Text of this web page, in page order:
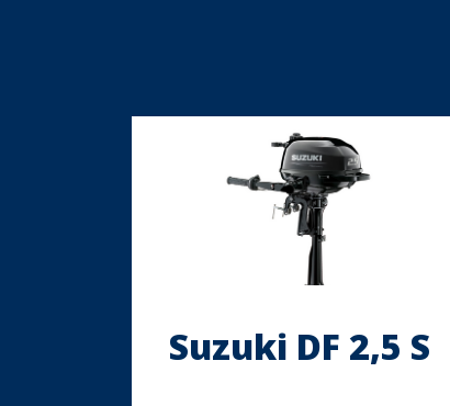
Suzuki DF 2,5 S